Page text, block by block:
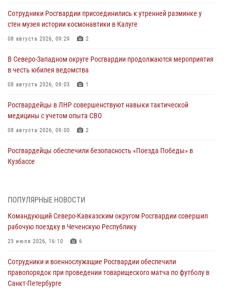
Сотрудники Росгвардии присоединились к утренней разминке у
стен музея истории космонавтики в Калуге
08 августа 2026, 09:29 2
В Северо-Западном округе Росгвардии продолжаются мероприятия
в честь юбилея ведомства
08 августа 2026, 09:03 1
Росгвардейцы в ЛНР совершенствуют навыки тактической
медицины с учетом опыта СВО
08 августа 2026, 09:00 2
Росгвардейцы обеспечили безопасность «Поезда Победы» в
Кузбассе
ОМОН «Ойрат» Управления Росгвардии по Республике Калмыкия
08 августа 2026, 07:00
В Кабардино-Балкарии сотрудники Росгвардии провели турнир по
08 августа 2026, 07:00
Военнослужащие Софринской бригады Росгвардии встретились с
ПОПУЛЯРНЫЕ НОВОСТИ
Командующий Северо-Кавказским округом Росгвардии совершил
рабочую поездку в Чеченскую Республику
23 июля 2026, 16:10 6
Сотрудники и военнослужащие Росгвардии обеспечили
правопорядок при проведении товарищеского матча по футболу в
Санкт-Петербурге